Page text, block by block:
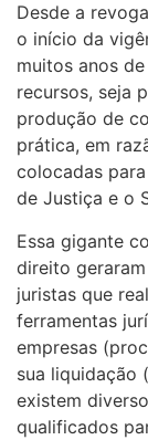
Desde a
o início da
muitos anos
recursos, seja
produção de
prática, em
colocadas
de Justiça e o
Essa gigante
direito
juristas que
ferramentas
empresas
sua liquidação
existem
qualificados